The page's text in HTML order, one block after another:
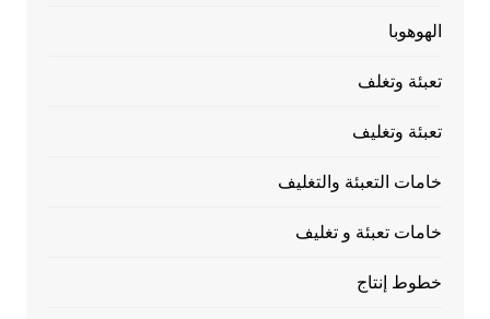
الهوهوبا
تعبئة وتغلف
تعبئة وتغليف
خامات التعبئة والتغليف
خامات تعبئة و تغليف
خطوط إنتاج